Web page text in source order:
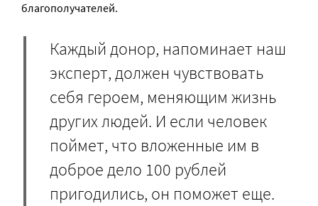
благополучателей.
Каждый донор, напоминает наш
эксперт, должен чувствовать
себя героем, меняющим жизнь
других людей. И если человек
поймет, что вложенные им в
доброе дело 100 рублей
пригодились, он поможет еще.